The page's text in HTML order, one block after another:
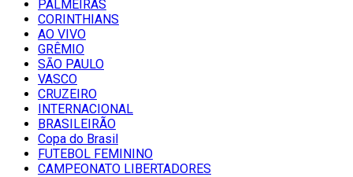
PALMEIRAS
CORINTHIANS
AO VIVO
GRÊMIO
SĀO PAULO
VASCO
CRUZEIRO
INTERNACIONAL
BRASILEIRÃO
Copa do Brasil
FUTEBOL FEMININO
CAMPEONATO LIBERTADORES